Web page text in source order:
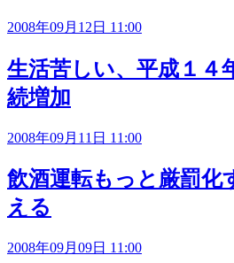
2008年09月12日 11:00
生活苦しい、平成１４
続増加
2008年09月11日 11:00
飲酒運転もっと厳罰
える
2008年09月09日 11:00